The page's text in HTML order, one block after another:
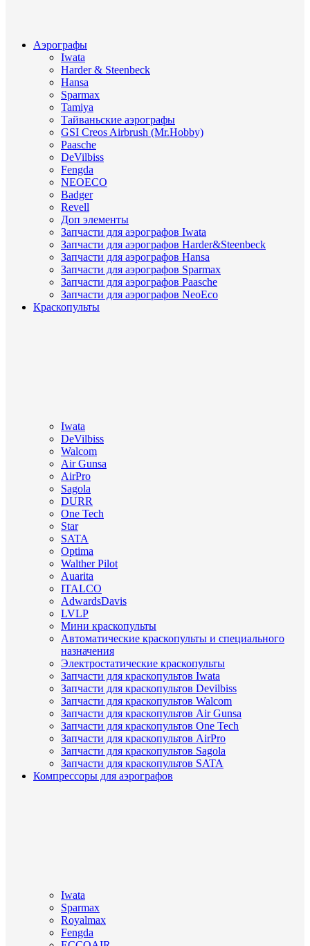
Аэрографы
Iwata
Harder & Steenbeck
Hansa
Sparmax
Tamiya
Тайваньские аэрографы
GSI Creos Airbrush (Mr.Hobby)
Paasche
DeVilbiss
Fengda
NEOECO
Badger
Revell
Доп элементы
Запчасти для аэрографов Iwata
Запчасти для аэрографов Harder&Steenbeck
Запчасти для аэрографов Hansa
Запчасти для аэрографов Sparmax
Запчасти для аэрографов Paasche
Запчасти для аэрографов NeoEco
Краскопульты
Iwata
DeVilbiss
Walcom
Air Gunsa
AirPro
Sagola
DURR
One Tech
Star
SATA
Optima
Walther Pilot
Auarita
ITALCO
AdwardsDavis
LVLP
Мини краскопульты
Автоматические краскопульты и специального
назначения
Электростатические краскопульты
Запчасти для краскопультов Iwata
Запчасти для краскопультов Devilbiss
Запчасти для краскопультов Walcom
Запчасти для краскопультов Air Gunsa
Запчасти для краскопультов One Tech
Запчасти для краскопультов AirPro
Запчасти для краскопультов Sagola
Запчасти для краскопультов SATA
Компрессоры для аэрографов
Iwata
Sparmax
Royalmax
Fengda